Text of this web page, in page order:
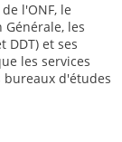
l'ONF, le
les
DDT) et ses
les services
d'études